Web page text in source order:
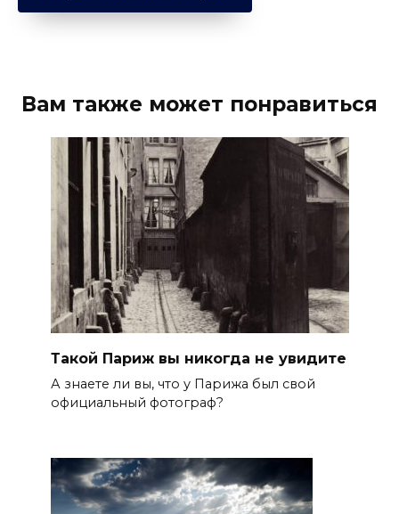
Вам также может понравиться
Такой Париж вы никогда не увидите
А знаете ли вы, что у Парижа был свой
официальный фотограф?